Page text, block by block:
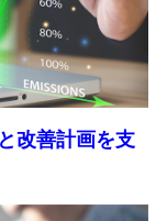
改善計画を支